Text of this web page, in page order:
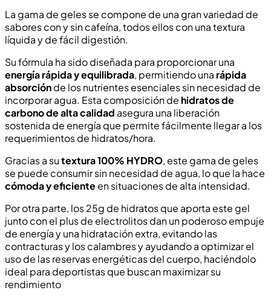
La gama de geles se compone de una gran variedad de
sabores con y sin cafeína, todos ellos con una textura
líquida y de fácil digestión.
Su fórmula ha sido diseñada para proporcionar una
energía rápida y equilibrada, permitiendo una rápida
absorciónde los nutrientes esenciales sin necesidad de
incorporar agua. Esta composición de hidratos de
carbono de alta calidad asegura una liberación
sostenida de energía que permite fácilmente llegar a los
requerimientos de hidratos/hora.
Gracias a sutextura 100% HYDRO, este gama de geles
se puede consumir sin necesidad de agua, lo que la hace
cómoda y eficienteen situaciones de alta intensidad.
Por otra parte, los 25g de hidratos que aporta este gel
junto con el plus de electrolitos dan un poderoso empuje
de energía y una hidratación extra, evitando las
contracturas y los calambres y ayudando a optimizar el
uso de las reservas energéticas del cuerpo, haciéndolo
ideal para deportistas que buscan maximizar su
rendimiento